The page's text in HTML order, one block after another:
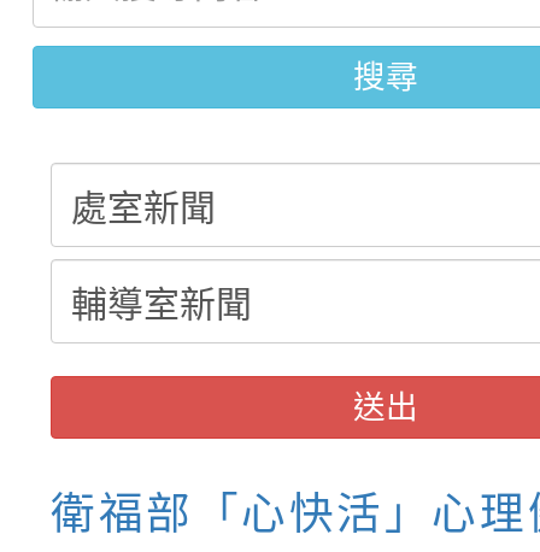
宣導。
結果(第10招)
學年度第1學期第9次代
結果(第2招)
轉知：本市公務人員協
9月16日本府B2大禮堂
1次會員大會暨第7屆會
函轉運動部全民運動署
推動社區運動俱樂部營
計畫」1 份，請踴躍報
權責核予出席人員公(
搜尋
送出
衛福部「心快活」心